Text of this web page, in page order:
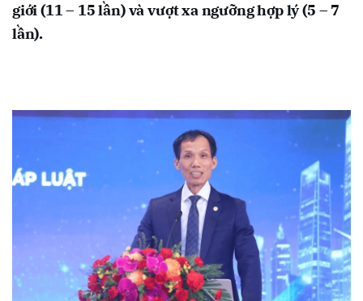
giới (11 – 15 lần) và vượt xa ngưỡng hợp lý (5 – 7
lần).